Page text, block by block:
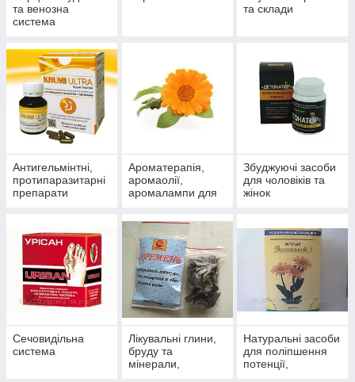
та венозна
система
та склади
Антигельмінтні,
протипаразитарні
препарати
Ароматерапія,
аромаолії,
аромалампи для
Збуджуючі засоби
для чоловіків та
жінок
Сечовидільна
система
Лікувальні глини,
бруду та
мінерали,
Натуральні засоби
для поліпшення
потенції,